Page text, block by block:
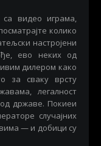
видео играма,
колико
настројени
ево неких од
дилером како
за сваку врсту
легалност
државе. Покиеи
случајних
— и добици су